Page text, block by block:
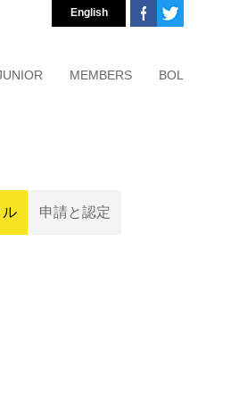
MEMBERS BOL
English
ル 申請と認定